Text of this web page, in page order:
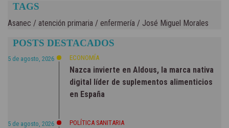
TAGS
Asanec / atención primaria / enfermería / José Miguel Morales
POSTS DESTACADOS
5 de agosto, 2026 ECONOMÍA
Nazca invierte en Aldous, la marca nativa
digital líder de suplementos alimenticios
en España
5 de agosto, 2026 POLÍTICA SANITARIA